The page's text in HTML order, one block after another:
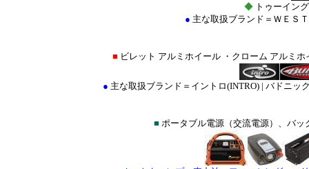
◆トゥーイン
● 主な取扱ブランド＝ ＷＥＳ
■ ビレット アルミホイール ・クローム アルミ
● 主な取扱ブランド＝イントロ(INTRO) | バドニッ
■ ポータブル電源（交流電源）、バ